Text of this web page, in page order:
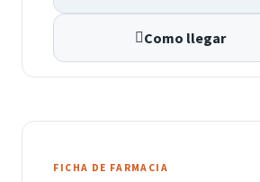
Como llegar
FICHA DE FARMACIA